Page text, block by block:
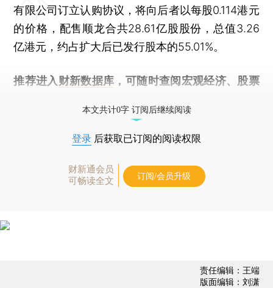
有限公司订立认购协议，将向后者以每股0.114港元
的价格，配售顺龙合共28.61亿股股份，总值3.26
亿港元，约占扩大后已发行股本的55.01%。
推荐进入 财新数据库 ，可随时查阅宏观经济、股票
本文共计0字 订阅后继续阅读
登录 后获取已订阅的阅读权限
财新通会员
可畅读全文
订阅/会员升级
责任编辑：王端
版面编辑：刘潇